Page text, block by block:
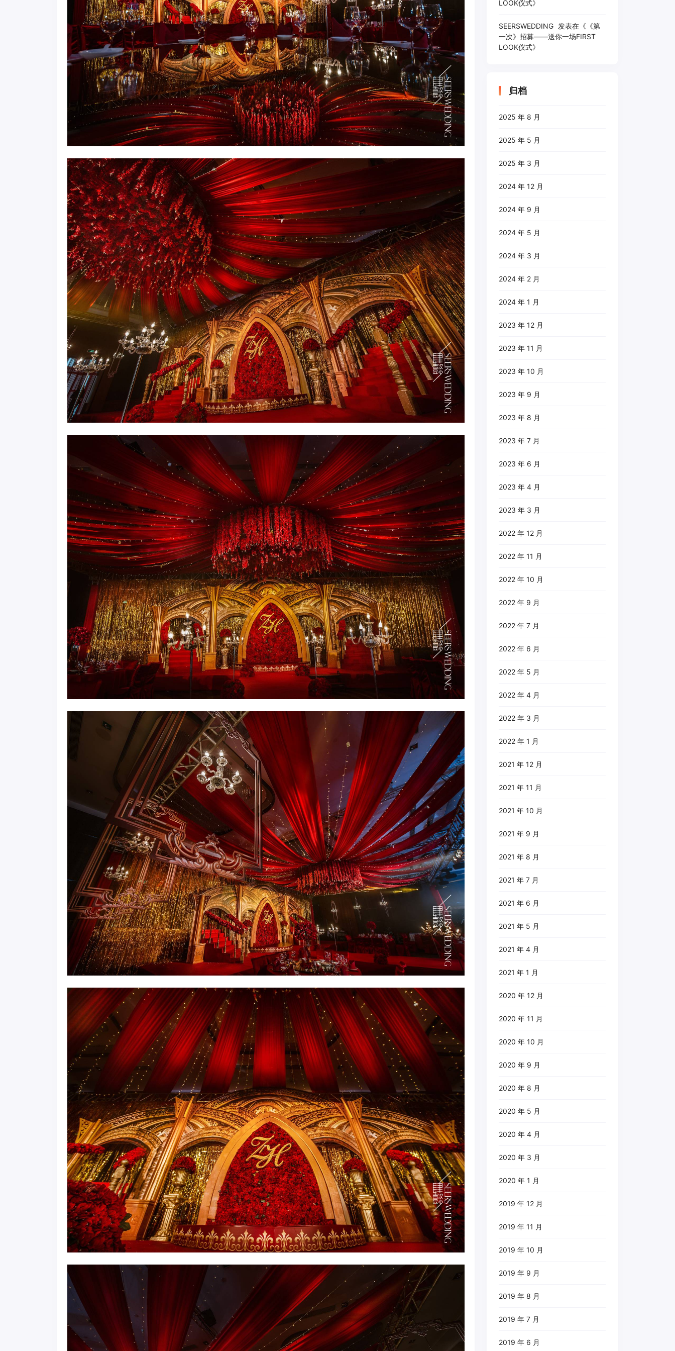
LOOK仪式》
SEERSWEDDING 发表在《 《第
一次》招募——送你一场FIRST
LOOK仪式》
归档
2025 年 8 月
2025 年 5 月
2025 年 3 月
2024 年 12 月
2024 年 9 月
2024 年 5 月
2024 年 3 月
2024 年 2 月
2024 年 1 月
2023 年 12 月
2023 年 11 月
2023 年 10 月
2023 年 9 月
2023 年 8 月
2023 年 7 月
2023 年 6 月
2023 年 4 月
2023 年 3 月
2022 年 12 月
2022 年 11 月
2022 年 10 月
2022 年 9 月
2022 年 7 月
2022 年 6 月
2022 年 5 月
2022 年 4 月
2022 年 3 月
2022 年 1 月
2021 年 12 月
2021 年 11 月
2021 年 10 月
2021 年 9 月
2021 年 8 月
2021 年 7 月
2021 年 6 月
2021 年 5 月
2021 年 4 月
2021 年 1 月
2020 年 12 月
2020 年 11 月
2020 年 10 月
2020 年 9 月
2020 年 8 月
2020 年 5 月
2020 年 4 月
2020 年 3 月
2020 年 1 月
2019 年 12 月
2019 年 11 月
2019 年 10 月
2019 年 9 月
2019 年 8 月
2019 年 7 月
2019 年 6 月